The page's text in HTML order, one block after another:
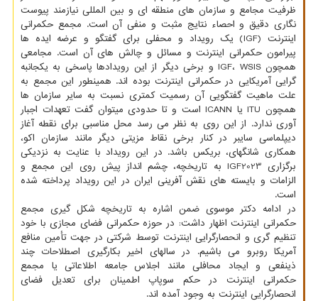
ظرفیت مجامع و سازمان های منطقه ای و بین المللی نیازمند پیوست
نگاری دقیق و احصاء نتایج مثبت و منفی آن است. مجمع حکمرانی
اینترنت (IGF) یک رویداد و محفلی برای گفتگو و عرضه ایده ها
پیرامون حکمرانی اینترنت و مسائل و چالش های آن است. مجامعی
همچون IGF، WSIS و برخی دیگر از این رویدادها پاسخی به یکجانبه
گرایی آمریکایی در حکمرانی اینترنت بوده اند. همینطور این مجمع به
علت ماهیت گفتگویی آن رسمیت کمتری نسبت به سایر سازمان ها
همچون ITU یا ICANN است و تا حدودی میتوان گفت تعهدات اجبار
آوری ندارد. از این روی به نظر می رسد محل مناسبی برای نقطه آغاز
دیپلماسی سایبر در کنار برخی نقاط مزیتی دیگر مانند سازمان اکو،
همکاری شانگهای، بریکس باشد. در این رویداد با عنایت به نزدیکی
برگزاری IGF2023 به تاریخچه، چشم انداز پیش روی این مجمع و
الزامات و بایسته های نقش آفرینی ایران در این رویداد پرداخته شده
است.
در ادامه دکتر موسوی ضمن اشاره به تاریخچه شکل گیری مجمع
حکمرانی اینترنت اظهار داشت: در حوزه حکمرانی فضای مجازی با خود
تنظیم گری و انحصارگرایی اینترنت توسط شرکتی در جهت تأمین منافع
آمریکا روبرو می باشیم. در سالهای اخیر بکارگیری اصطلاحات چند
ذینفعی و ایجاد محافلی مانند اجلاس جامعه اطلاعاتی یا مجمع
حکمرانی اینترنت در حکم سوپاپ اطمینان برای تعدیل فضای
انحصارگرایی اینترنت به وجود آمده اند.